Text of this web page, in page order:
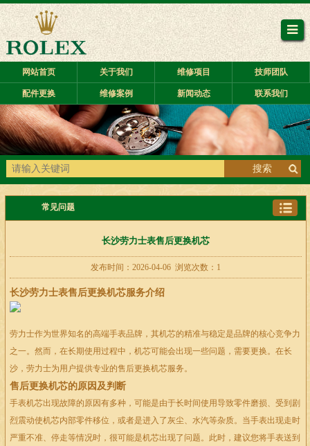
网站首页 关于我们 维修项目 技师团队
配件更换 维修案例 新闻动态 联系我们
搜索
常见问题
长沙劳力士表售后更换机芯
发布时间：2026-04-06 浏览次数：1
长沙劳力士表售后更换机芯服务介绍
劳力士作为世界知名的高端手表品牌，其机芯的精准与稳定是品牌的核心竞争力
之一。然而，在长期使用过程中，机芯可能会出现一些问题，需要更换。在长
沙，劳力士为用户提供专业的售后更换机芯服务。
售后更换机芯的原因及判断
手表机芯出现故障的原因有多种，可能是由于长时间使用导致零件磨损、受到剧
烈震动使机芯内部零件移位，或者是进入了灰尘、水汽等杂质。当手表出现走时
严重不准、停走等情况时，很可能是机芯出现了问题。此时，建议您将手表送到